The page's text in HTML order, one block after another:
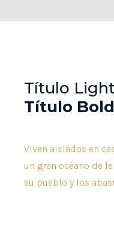
Título
Título Bold
Viven aislados en
un gran océano de
su pueblo y los